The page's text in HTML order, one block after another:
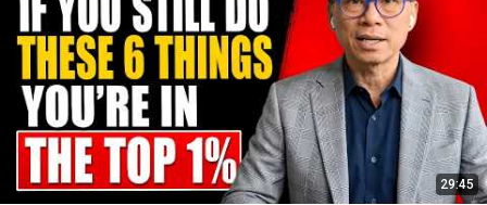
29:45